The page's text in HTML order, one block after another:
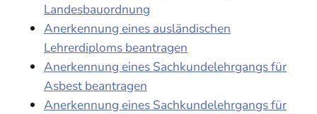
Landesbauordnung
Anerkennung eines ausländischen
Lehrerdiploms beantragen
Anerkennung eines Sachkundelehrgangs für
Asbest beantragen
Anerkennung eines Sachkundelehrgangs für